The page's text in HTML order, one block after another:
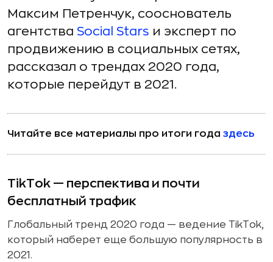
Максим Петренчук, сооснователь
агентства Social Stars и эксперт по
продвижению в социальных сетях,
рассказал о трендах 2020 года,
которые перейдут в 2021.
Читайте все материалы про итоги года здесь
TikTok — перспектива и почти
бесплатный трафик
Глобальный тренд 2020 года — ведение TikTok,
который наберет еще большую популярность в
2021.